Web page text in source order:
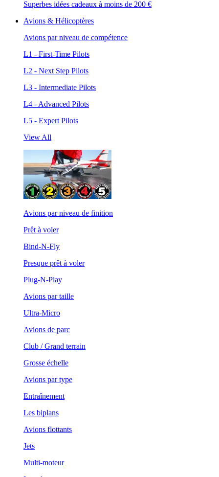
Superbes idées cadeaux à moins de 200 €
Avions & Hélicoptères
Avions par niveau de compétence
L1 - First-Time Pilots
L2 - Next Step Pilots
L3 - Intermediate Pilots
L4 - Advanced Pilots
L5 - Expert Pilots
View All
Avions par niveau de finition
Prêt à voler
Bind-N-Fly
Presque prêt à voler
Plug-N-Play
Avions par taille
Ultra-Micro
Avions de parc
Club / Grand terrain
Grosse échelle
Avions par type
Entraînement
Les biplans
Avions flottants
Jets
Multi-moteur